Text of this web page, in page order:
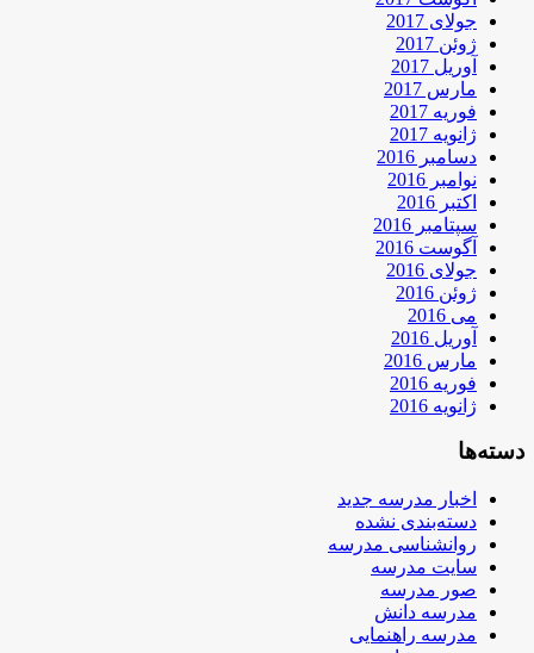
جولای 2017
ژوئن 2017
آوریل 2017
مارس 2017
فوریه 2017
ژانویه 2017
دسامبر 2016
نوامبر 2016
اکتبر 2016
سپتامبر 2016
آگوست 2016
جولای 2016
ژوئن 2016
می 2016
آوریل 2016
مارس 2016
فوریه 2016
ژانویه 2016
دسته‌ها
اخبار مدرسه جدید
دسته‌بندی نشده
روانشناسی مدرسه
سایت مدرسه
صور مدرسه
مدرسه دانش
مدرسه راهنمایی